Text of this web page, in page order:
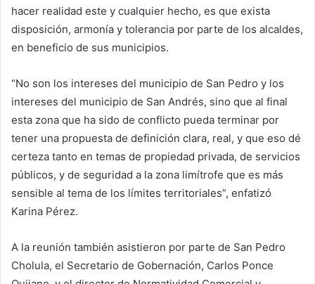
hacer realidad este y cualquier hecho, es que exista
disposición, armonía y tolerancia por parte de los alcaldes,
en beneficio de sus municipios.
“No son los intereses del municipio de San Pedro y los
intereses del municipio de San Andrés, sino que al final
esta zona que ha sido de conflicto pueda terminar por
tener una propuesta de definición clara, real, y que eso dé
certeza tanto en temas de propiedad privada, de servicios
públicos, y de seguridad a la zona limítrofe que es más
sensible al tema de los límites territoriales”, enfatizó
Karina Pérez.
A la reunión también asistieron por parte de San Pedro
Cholula, el Secretario de Gobernación, Carlos Ponce